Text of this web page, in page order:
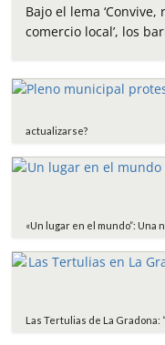
c
e
o
i
t
r
a
t
p
p
a
i
m
p
t
Bajo el lema
comercio local’, los
actualizarse?
«Un lugar en el mundo”: Una
Las Tertulias de La Gradona: